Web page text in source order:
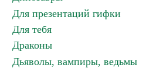
Для презентаций гифки
Для тебя
Драконы
Дьяволы, вампиры, ведьмы